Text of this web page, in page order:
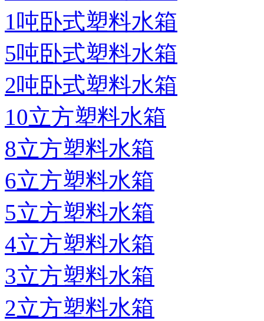
1吨卧式塑料水箱
5吨卧式塑料水箱
2吨卧式塑料水箱
10立方塑料水箱
8立方塑料水箱
6立方塑料水箱
5立方塑料水箱
4立方塑料水箱
3立方塑料水箱
2立方塑料水箱